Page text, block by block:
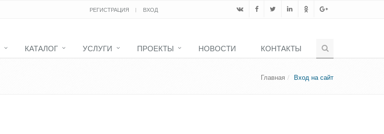
РЕГИСТРАЦИЯ ВХОД
КАТАЛОГ УСЛУГИ ПРОЕКТЫ НОВОСТИ КОНТАКТЫ
Главная Вход на сайт